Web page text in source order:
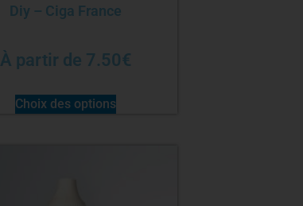
Diy – Ciga France
À partir de 7.50€
Choix des options